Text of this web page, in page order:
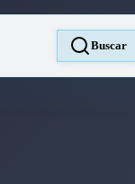
Buscar